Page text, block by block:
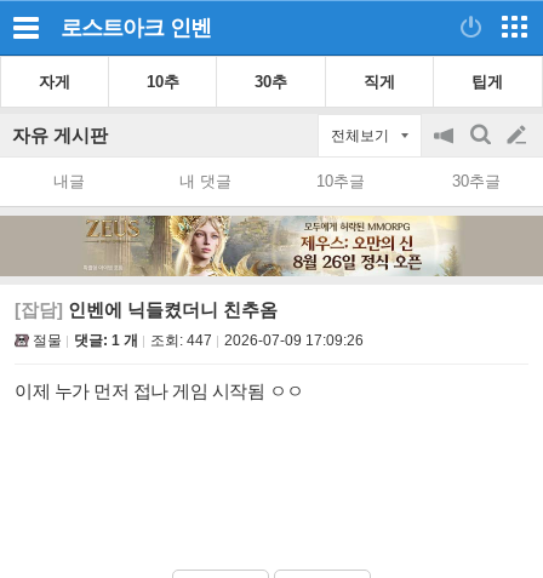
로스트아크 인벤
자게 10추 30추 직게 팁게
자유 게시판 전체보기
공
지
on/off
검
색
글
쓰
내글 내 댓글 10추글 30추글
[잡담] 인벤에 닉들켰더니 친추옴
절물 댓글: 1 개 조회: 447 2026-07-09 17:09:26
이제 누가 먼저 접나 게임 시작됨 ㅇㅇ